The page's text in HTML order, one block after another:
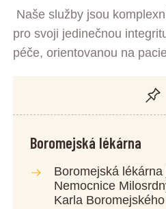
Naše služby jsou
pro svoji jedinečnou
péče, orientovanou na
Boromejská lékárna
Boromejská
Nemocnice
Karla